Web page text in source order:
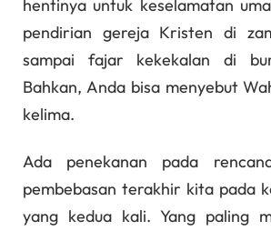
hentinya untuk keselamatan
pendirian gereja Kristen di
sampai fajar kekekalan di
Bahkan, Anda bisa menyebut
kelima.
Ada penekanan pada
pembebasan terakhir kita pada
yang kedua kali. Yang paling